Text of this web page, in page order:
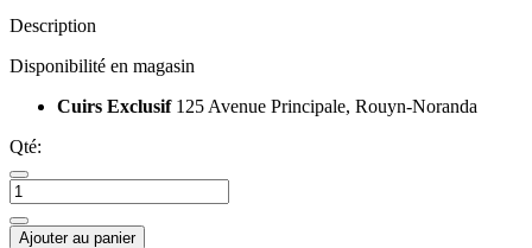
Description
Disponibilité en magasin
Cuirs Exclusif 125 Avenue Principale, Rouyn-Noranda
Qté:
Ajouter au panier